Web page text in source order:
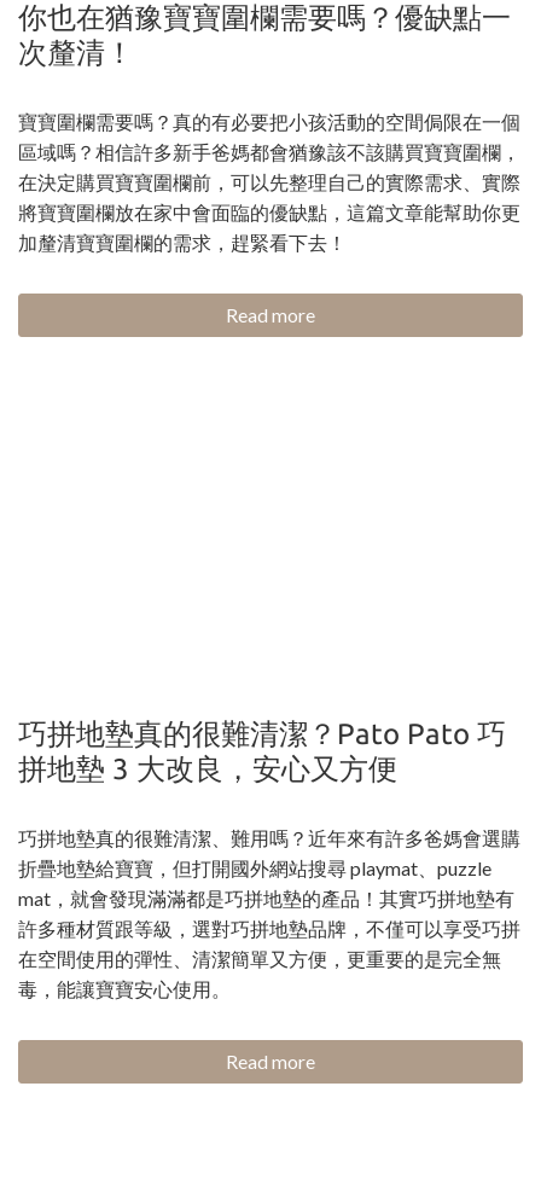
你也在猶豫寶寶圍欄需要嗎？優缺點一
次釐清！
寶寶圍欄需要嗎？真的有必要把小孩活動的空間侷限在一個
區域嗎？相信許多新手爸媽都會猶豫該不該購買寶寶圍欄，
在決定購買寶寶圍欄前，可以先整理自己的實際需求、實際
將寶寶圍欄放在家中會面臨的優缺點，這篇文章能幫助你更
加釐清寶寶圍欄的需求，趕緊看下去！
Read more
巧拼地墊真的很難清潔？Pato Pato 巧
拼地墊 3 大改良，安心又方便
巧拼地墊真的很難清潔、難用嗎？近年來有許多爸媽會選購
折疊地墊給寶寶，但打開國外網站搜尋 playmat、puzzle
mat，就會發現滿滿都是巧拼地墊的產品！其實巧拼地墊有
許多種材質跟等級，選對巧拼地墊品牌，不僅可以享受巧拼
在空間使用的彈性、清潔簡單又方便，更重要的是完全無
毒，能讓寶寶安心使用。
Read more